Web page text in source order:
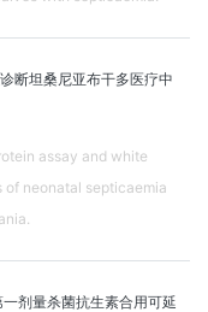
断坦桑尼亚布干多医疗中
assay and white
of neonatal septicaemia
剂量杀菌抗生素合用可延